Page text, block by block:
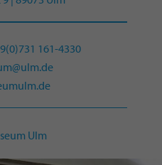
161-4330
Ulm